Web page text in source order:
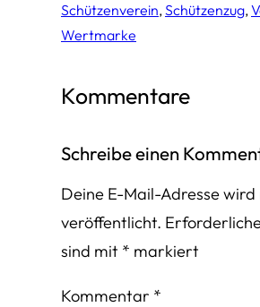
Schützenverein, Schützenzug,
Wertmarke
Kommentare
Schreibe einen
Deine E-Mail-Adresse wird
veröffentlicht.
sind mit * markiert
Kommentar *